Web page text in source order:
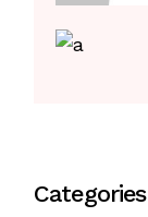
Categories